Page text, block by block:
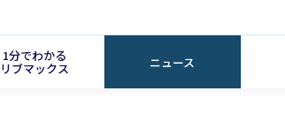
1分でわかる
リブマックス ニュース